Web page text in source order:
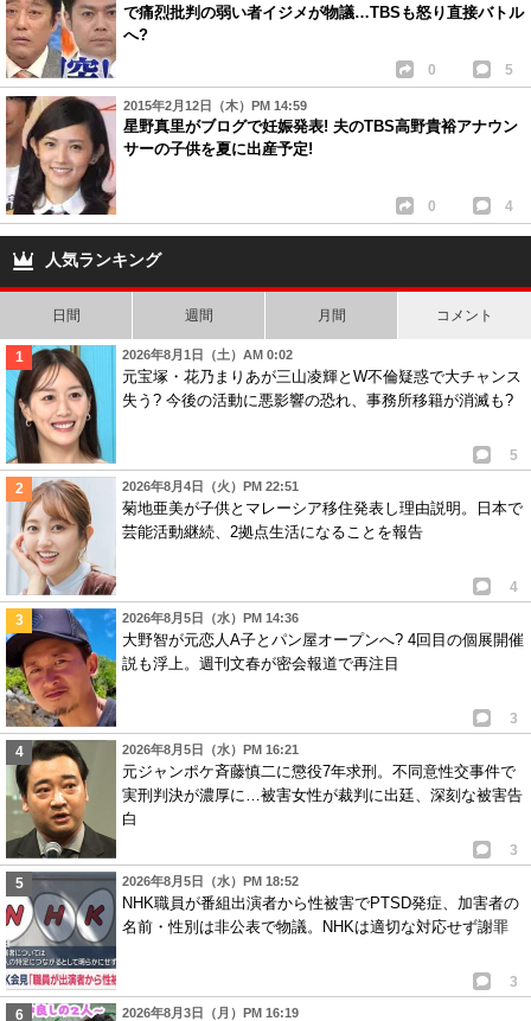
で痛烈批判の弱い者イジメが物議…TBSも怒り直接バトル
へ?
0 5
2015年2月12日（木）PM 14:59
星野真里がブログで妊娠発表! 夫のTBS高野貴裕アナウン
サーの子供を夏に出産予定!
0 4
人気ランキング
日間 週間 月間 コメント
2026年8月1日（土）AM 0:02
元宝塚・花乃まりあが三山凌輝とW不倫疑惑で大チャンス
失う? 今後の活動に悪影響の恐れ、事務所移籍が消滅も?
5
2026年8月4日（火）PM 22:51
菊地亜美が子供とマレーシア移住発表し理由説明。日本で
芸能活動継続、2拠点生活になることを報告
4
2026年8月5日（水）PM 14:36
大野智が元恋人A子とパン屋オープンへ? 4回目の個展開催
説も浮上。週刊文春が密会報道で再注目
3
2026年8月5日（水）PM 16:21
元ジャンポケ斉藤慎二に懲役7年求刑。不同意性交事件で
実刑判決が濃厚に…被害女性が裁判に出廷、深刻な被害告
白
3
2026年8月5日（水）PM 18:52
NHK職員が番組出演者から性被害でPTSD発症、加害者の
名前・性別は非公表で物議。NHKは適切な対応せず謝罪
3
2026年8月3日（月）PM 16:19